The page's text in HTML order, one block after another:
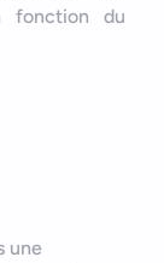
fonction du
une